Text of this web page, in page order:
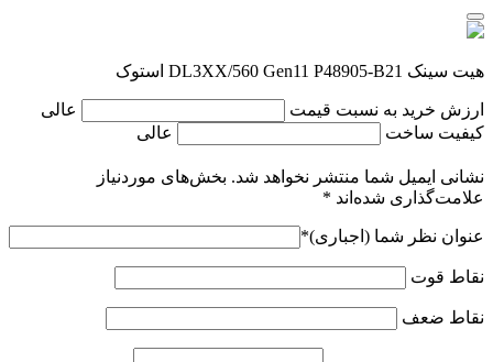
هیت سینک DL3XX/560 Gen11 P48905-B21 استوک
ارزش خرید به نسبت قیمت
عالی
کیفیت ساخت
عالی
نشانی ایمیل شما منتشر نخواهد شد. بخش‌های موردنیاز
علامت‌گذاری شده‌اند *
عنوان نظر شما (اجباری)*
نقاط قوت
نقاط ضعف